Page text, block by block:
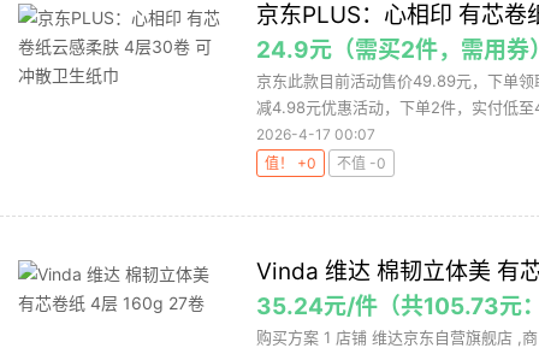
京东PLUS：心相印 有芯
24.9元（需买2件，需用券
京东此款目前活动售价49.89元，下单
减4.98元优惠活动，下单2件，实付低
2026-4-17 00:07
值！ +0
不值 -0
Vinda 维达 棉韧立体美 有
35.24元/件（共105.73元
购买方案 1 店铺 维达京东自营旗舰店 ,